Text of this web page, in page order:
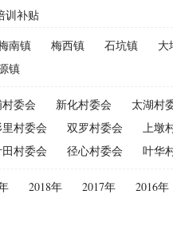
训补贴
业学校国家助学金 | 畜牧品种改
屠宰环节病害猪无害化处理补助
奶牛饲养补贴 | 政策性能繁母
补贴 | 农机购置补贴
耕地
南镇 梅西镇 石坑镇 大
镇
委会 新化村委会 太湖村
村委会 双罗村委会 上墩
村委会 径心村委会 叶华
2018年 2017年 2016年